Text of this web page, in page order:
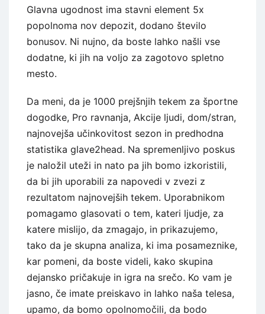
Glavna ugodnost ima stavni element 5x
popolnoma nov depozit, dodano število
bonusov. Ni nujno, da boste lahko našli vse
dodatne, ki jih na voljo za zagotovo spletno
mesto.
Da meni, da je 1000 prejšnjih tekem za športne
dogodke, Pro ravnanja, Akcije ljudi, dom/stran,
najnovejša učinkovitost sezon in predhodna
statistika glave2head. Na spremenljivo poskus
je naložil uteži in nato pa jih bomo izkoristili,
da bi jih uporabili za napovedi v zvezi z
rezultatom najnovejših tekem. Uporabnikom
pomagamo glasovati o tem, kateri ljudje, za
katere mislijo, da zmagajo, in prikazujemo,
tako da je skupna analiza, ki ima posameznike,
kar pomeni, da boste videli, kako skupina
dejansko pričakuje in igra na srečo. Ko vam je
jasno, če imate preiskavo in lahko naša telesa,
upamo, da bomo opolnomočili, da bodo